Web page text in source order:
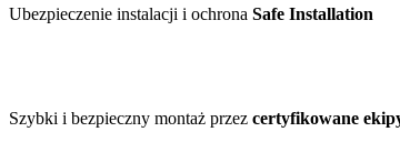
Ubezpieczenie instalacji i ochrona Safe Installation
Szybki i bezpieczny montaż przez certyfikowane